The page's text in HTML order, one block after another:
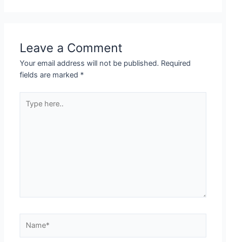
Leave a Comment
Your email address will not be published. Required
fields are marked *
here..